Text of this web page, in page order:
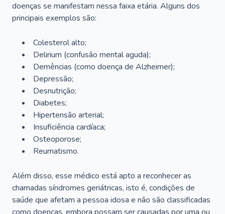
doenças se manifestam nessa faixa etária. Alguns dos
principais exemplos são:
Colesterol alto;
Delirium (confusão mental aguda);
Demências (como doença de Alzheimer);
Depressão;
Desnutrição;
Diabetes;
Hipertensão arterial;
Insuficiência cardíaca;
Osteoporose;
Reumatismo.
Além disso, esse médico está apto a reconhecer as
chamadas síndromes geriátricas, isto é, condições de
saúde que afetam a pessoa idosa e não são classificadas